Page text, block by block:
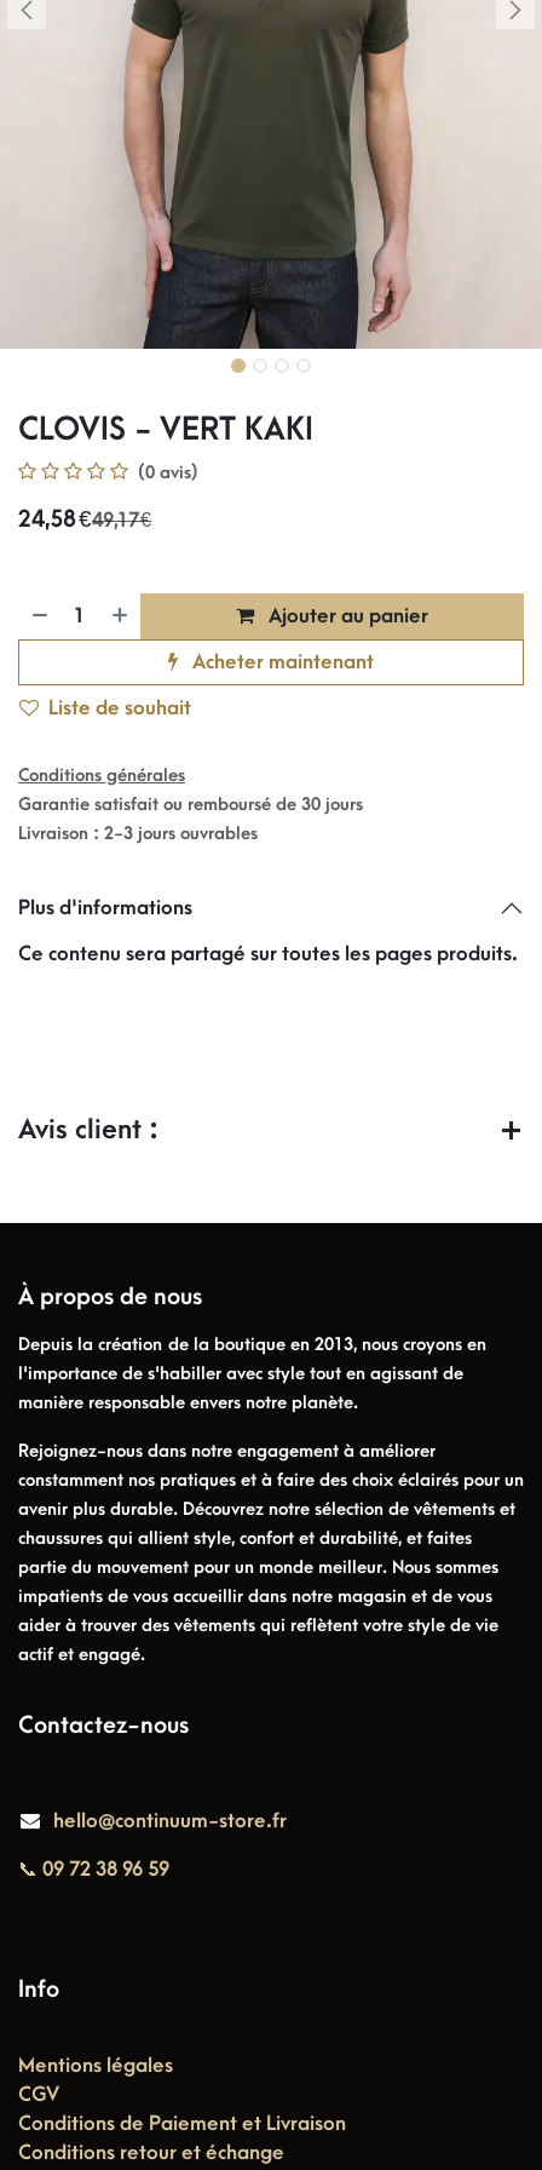
CLOVIS - VERT KAKI
(0 avis)
24,58€49,17€
Ajouter au panier
Acheter maintenant
Liste de souhait
Conditions générales
Garantie satisfait ou remboursé de 30 jours
Livraison : 2-3 jours ouvrables
Plus d'informations
Ce contenu sera partagé sur toutes les pages produits.
Avis client :
À propos de nous
Depuis la création de la boutique en 2013, nous croyons en
l'importance de s'habiller avec style tout en agissant de
manière responsable envers notre planète.
Rejoignez-nous dans notre engagement à améliorer
constamment nos pratiques et à faire des choix éclairés pour un
avenir plus durable. Découvrez notre sélection de vêtements et
chaussures qui allient style, confort et durabilité, et faites
partie du mouvement pour un monde meilleur. Nous sommes
impatients de vous accueillir dans notre magasin et de vous
aider à trouver des vêtements qui reflètent votre style de vie
actif et engagé.
Contactez-nous
hello@continuum-store.fr
📞 09 72 38 96 59
Info
Mentions légales
CGV
Conditions de Paiement et Livraison
Conditions retour et échange